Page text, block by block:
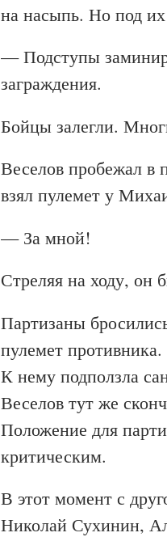
на насыпь. Но под
— Подступы
заграждения.
Бойцы залегли.
Веселов пробежал в
взял пулемет у
— За мной!
Стреляя на ходу, он
Партизаны
пулемет
К нему подполз­ла
Веселов тут же
Положение для
критическим.
В этот момент с
Николай Сухинин,